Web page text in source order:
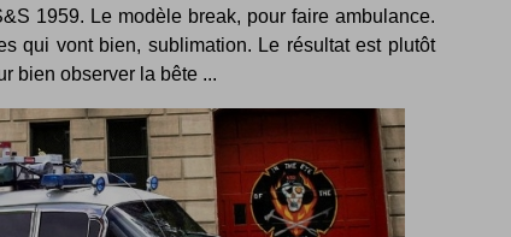
1959. Le modèle break, pour faire ambulance.
qui vont bien, sublimation. Le résultat est plutôt
bien observer la bête ...